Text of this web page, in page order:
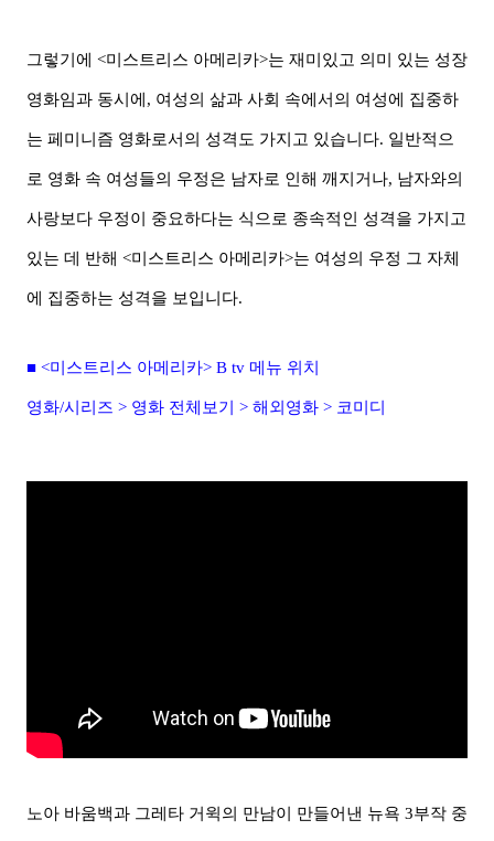
그렇기에 <미스트리스 아메리카>는 재미있고 의미 있는 성장
영화임과 동시에, 여성의 삶과 사회 속에서의 여성에 집중하
는 페미니즘 영화로서의 성격도 가지고 있습니다. 일반적으
로 영화 속 여성들의 우정은 남자로 인해 깨지거나, 남자와의
사랑보다 우정이 중요하다는 식으로 종속적인 성격을 가지고
있는 데 반해 <미스트리스 아메리카>는 여성의 우정 그 자체
에 집중하는 성격을 보입니다.
■ <미스트리스 아메리카> B tv 메뉴 위치
영화/시리즈 > 영화 전체보기 > 해외영화 > 코미디
노아 바움백과 그레타 거윅의 만남이 만들어낸 뉴욕 3부작 중